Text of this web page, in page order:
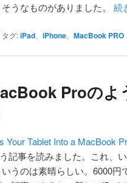
うなものがありました。 続
タグ:iPad iPhone MacBook PRO
Proのよ
Your Tablet Into a MacBook
記事を読みました。これ、
うのは素晴らしい。6000